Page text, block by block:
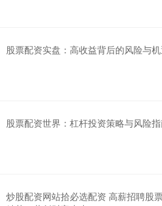
股票配资实盘：高收益背后的风险与
股票配资世界：杠杆投资策略与风险
炒股配资网站拾必选配资 高薪招聘股